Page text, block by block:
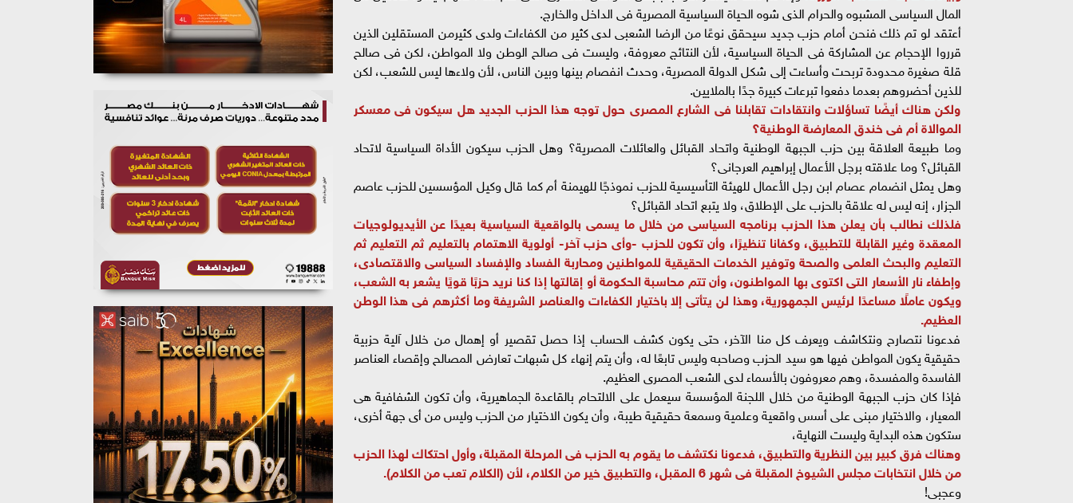
المال السياسى المشبوه والحرام الذى شوه الحياة السياسية المصرية فى الداخل والخارج.
أعتقد لو تم ذلك فنحن أمام حزب جديد سيحقق نوعًا من الرضا الشعبى لدى كثير من الكفاءات ولدى كثيرمن المستقلين الذين
قرروا الإحجام عن المشاركة فى الحياة السياسية، لأن النتائج معروفة، وليست فى صالح الوطن ولا المواطن، لكن فى صالح
قلة صغيرة محدودة تربحت وأساءت إلى شكل الدولة المصرية، وحدث انفصام بينها وبين الناس، لأن ولاءها ليس للشعب، لكن
للذين أحضروهم بعدما دفعوا تبرعات كبيرة جدًا بالملايين.
ولكن هناك أيضًا تساؤلات وانتقادات تقابلنا فى الشارع المصرى حول توجه هذا الحزب الجديد هل سيكون فى معسكر
الموالاة أم فى خندق المعارضة الوطنية؟
وما طبيعة العلاقة بين حزب الجبهة الوطنية واتحاد القبائل والعائلات المصرية؟ وهل الحزب سيكون الأداة السياسية لاتحاد
القبائل؟ وما علاقته برجل الأعمال إبراهيم العرجانى؟
وهل يمثل انضمام عصام ابن رجل الأعمال للهيئة التأسيسية للحزب نموذجًا للهيمنة أم كما قال وكيل المؤسسين للحزب عاصم
الجزار، إنه ليس له علاقة بالحزب على الإطلاق، ولا يتبع اتحاد القبائل؟
فلذلك نطالب بأن يعلن هذا الحزب برنامجه السياسى من خلال ما يسمى بالواقعية السياسية بعيدًا عن الأيديولوجيات
المعقدة وغير القابلة للتطبيق، وكفانا تنظيرًا، وأن تكون للحزب -وأى حزب آخر- أولوية الاهتمام بالتعليم ثم التعليم ثم
التعليم والبحث العلمى والصحة وتوفير الخدمات الحقيقية للمواطنين ومحاربة الفساد والإفساد السياسى والاقتصادى،
وإطفاء نار الأسعار التى اكتوى بها المواطنون، وأن تتم محاسبة الحكومة أو إقالتها إذا كنا نريد حزبًا قويًا يشعر به الشعب،
ويكون عاملًا مساعدًا لرئيس الجمهورية، وهذا لن يتأتى إلا باختيار الكفاءات والعناصر الشريفة وما أكثرهم فى هذا الوطن
العظيم.
فدعونا نتصارح ونتكاشف ويعرف كل منا الآخر، حتى يكون كشف الحساب إذا حصل تقصير أو إهمال من خلال آلية حزبية
حقيقية يكون المواطن فيها هو سيد الحزب وصاحبه وليس تابعًا له، وأن يتم إنهاء كل شبهات تعارض المصالح وإقصاء العناصر
الفاسدة والمفسدة، وهم معروفون بالأسماء لدى الشعب المصرى العظيم.
فإذا كان حزب الجبهة الوطنية من خلال اللجنة المؤسسة سيعمل على الالتحام بالقاعدة الجماهيرية، وأن تكون الشفافية هى
المعيار، والاختيار مبنى على أسس واقعية وعلمية وسمعة حقيقية طيبة، وأن يكون الاختيار من الحزب وليس من أى جهة أخرى،
ستكون هذه البداية وليست النهاية،
وهناك فرق كبير بين النظرية والتطبيق، فدعونا نكتشف ما يقوم به الحزب فى المرحلة المقبلة، وأول احتكاك لهذا الحزب
من خلال انتخابات مجلس الشيوخ المقبلة فى شهر 6 المقبل، والتطبيق خير من الكلام، لأن (الكلام تعب من الكلام).
وعجبى!